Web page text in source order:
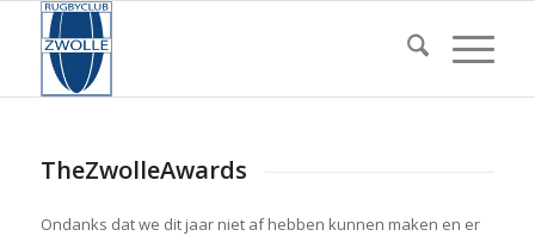
TheZwolleAwards
Ondanks dat we dit jaar niet af hebben kunnen maken en er